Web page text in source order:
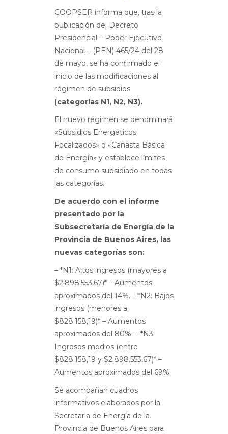
COOPSER informa que, tras la
publicación del Decreto
Presidencial – Poder Ejecutivo
Nacional – (PEN) 465/24 del 28
de mayo, se ha confirmado el
inicio de las modificaciones al
régimen de subsidios
(categorías N1, N2, N3).
El nuevo régimen se denominará
«Subsidios Energéticos
Focalizados» o «Canasta Básica
de Energía» y establece límites
de consumo subsidiado en todas
las categorías.
De acuerdo con el informe
presentado por la
Subsecretaría de Energía de la
Provincia de Buenos Aires, las
nuevas categorías son:
– *N1: Altos ingresos (mayores a
$2.898.553,67)* – Aumentos
aproximados del 14%. – *N2: Bajos
ingresos (menores a
$828.158,19)* – Aumentos
aproximados del 80%. – *N3:
Ingresos medios (entre
$828.158,19 y $2.898.553,67)* –
Aumentos aproximados del 69%.
Se acompañan cuadros
informativos elaborados por la
Secretaria de Energía de la
Provincia de Buenos Aires para